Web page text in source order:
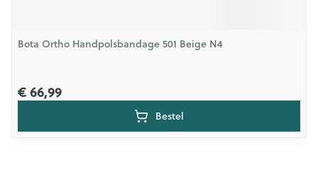
Bota Ortho Handpolsbandage 501 Beige N4
€ 66,99
Bestel